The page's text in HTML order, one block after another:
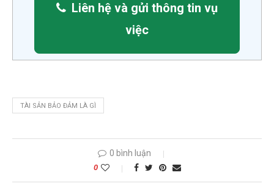
Liên hệ và gửi thông tin vụ
việc
TÀI SẢN BẢO ĐẢM LÀ GÌ
0 bình luận
0